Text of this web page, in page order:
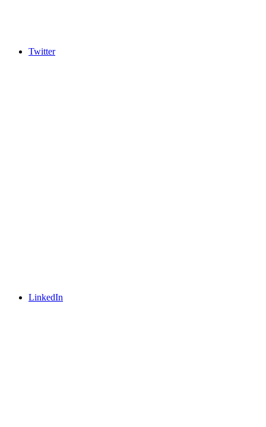
Twitter
LinkedIn